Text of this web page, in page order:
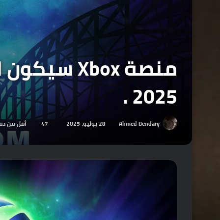
2025 .
Ahmed Bendary 28 يوليو، 2025 47 أقل من